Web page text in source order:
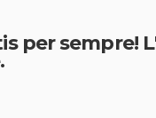
per sempre!